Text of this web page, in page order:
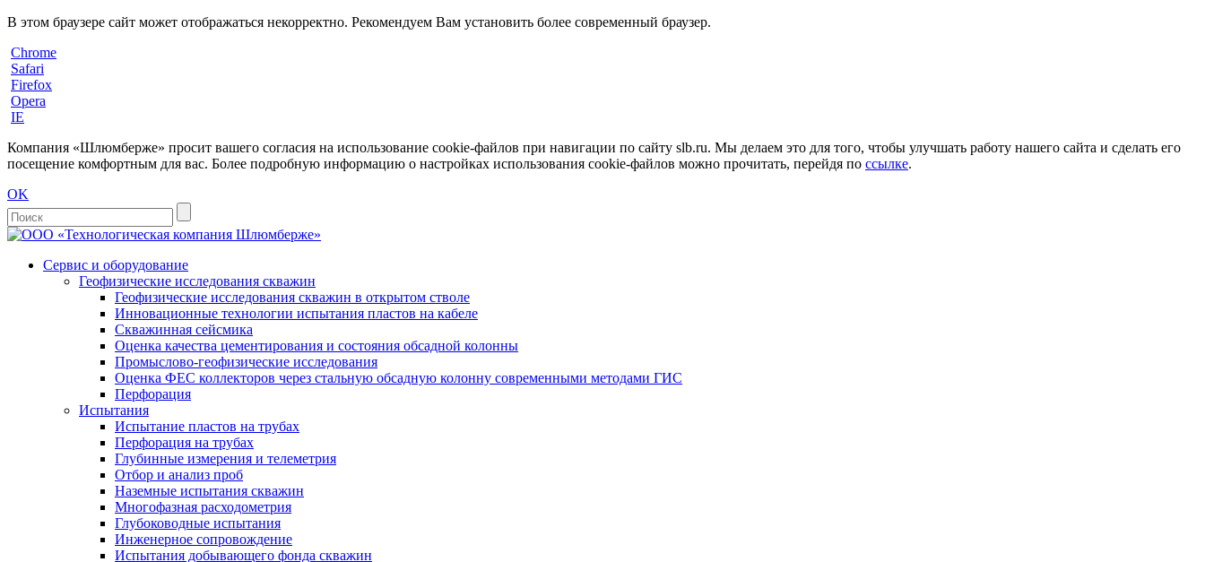
В этом браузере сайт может отображаться некорректно. Рекомендуем Вам установить более современный браузер.
Chrome
Safari
Firefox
Opera
IE
Компания «Шлюмберже» просит вашего согласия на использование cookie-файлов при навигации по сайту slb.ru. Мы делаем это для того, чтобы улучшать работу нашего сайта и сделать его
посещение комфортным для вас. Более подробную информацию о настройках использования cookie-файлов можно прочитать, перейдя по ссылке.
OK
Сервис и оборудование
Геофизические исследования скважин
Геофизические исследования скважин в открытом стволе
Инновационные технологии испытания пластов на кабеле
Скважинная сейсмика
Оценка качества цементирования и состояния обсадной колонны
Промыслово-геофизические исследования
Оценка ФЕС коллекторов через стальную обсадную колонну современными методами ГИС
Перфорация
Испытания
Испытание пластов на трубах
Перфорация на трубах
Глубинные измерения и телеметрия
Отбор и анализ проб
Наземные испытания скважин
Многофазная расходометрия
Глубоководные испытания
Инженерное сопровождение
Испытания добывающего фонда скважин